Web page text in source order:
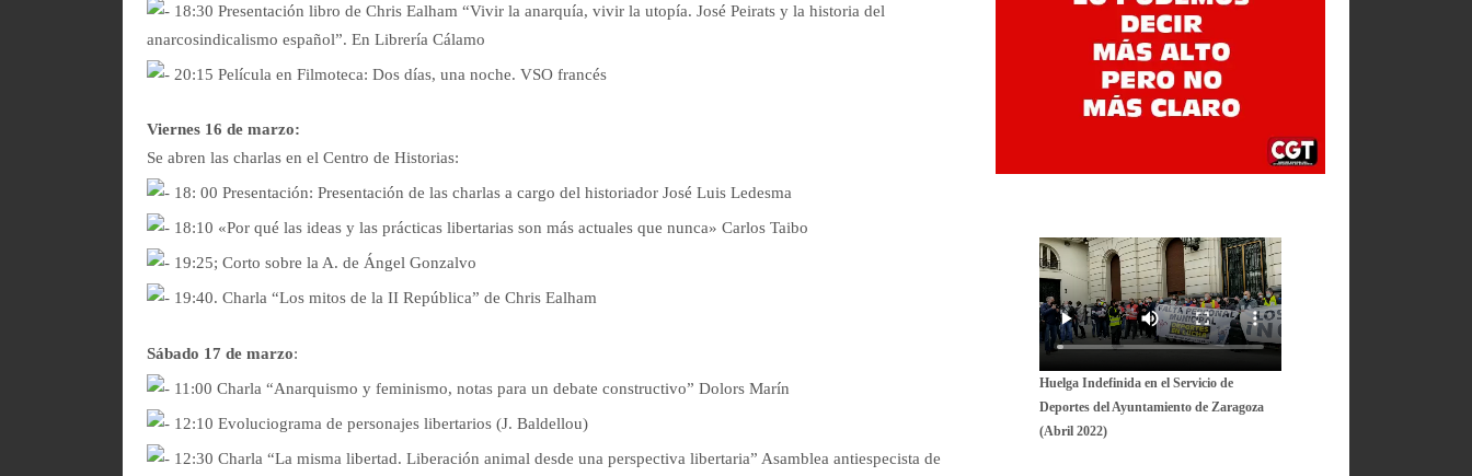
18:30 Presentación libro de Chris Ealham “Vivir la anarquía, vivir la utopía. José Peirats y la historia del
anarcosindicalismo español”. En Librería Cálamo
20:15 Película en Filmoteca: Dos días, una noche. VSO francés
Viernes 16 de marzo:
Se abren las charlas en el Centro de Historias:
18: 00 Presentación: Presentación de las charlas a cargo del historiador José Luis Ledesma
18:10 «Por qué las ideas y las prácticas libertarias son más actuales que nunca» Carlos Taibo
19:25; Corto sobre la A. de Ángel Gonzalvo
19:40. Charla “Los mitos de la II República” de Chris Ealham
Sábado 17 de marzo:
11:00 Charla “Anarquismo y feminismo, notas para un debate constructivo” Dolors Marín
12:10 Evoluciograma de personajes libertarios (J. Baldellou)
12:30 Charla “La misma libertad. Liberación animal desde una perspectiva libertaria” Asamblea antiespecista de
Huelga Indefinida en el Servicio de
Deportes del Ayuntamiento de Zaragoza
(Abril 2022)